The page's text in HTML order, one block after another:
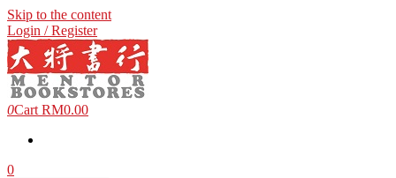
Skip to the content
Login / Register
0Cart RM0.00
0